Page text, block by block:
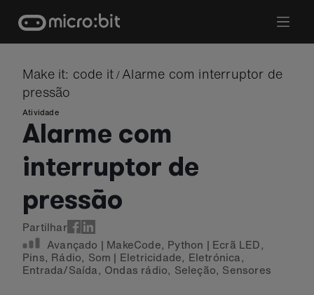
content
Make it: code it / Alarme com interruptor de
pressão
Atividade
Alarme com
interruptor de
pressão
Partilhar
Avançado | MakeCode, Python | Ecrã LED,
Pins, Rádio, Som | Eletricidade, Eletrónica,
Entrada/Saída, Ondas rádio, Seleção, Sensores